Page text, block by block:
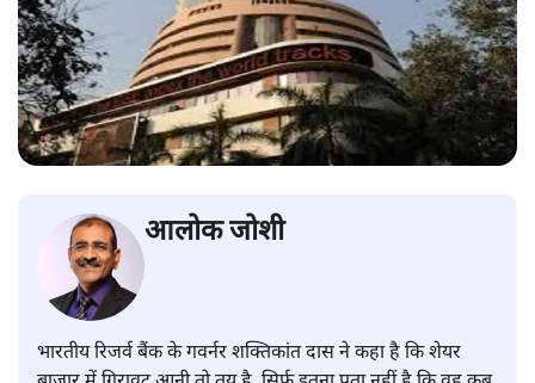
आलोक जोशी
भारतीय रिजर्व बैंक के गवर्नर शक्तिकांत दास ने कहा है कि शेयर